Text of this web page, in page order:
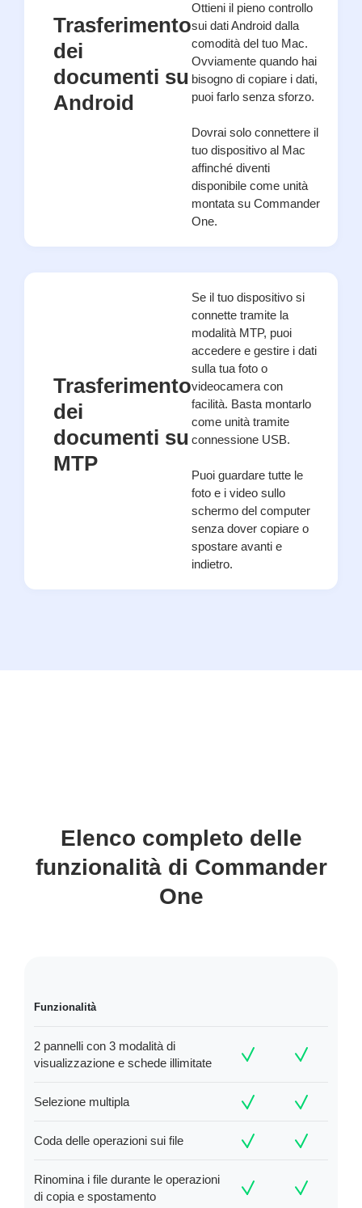
Trasferimento
dei
documenti su
Android
Ottieni il pieno controllo
sui dati Android dalla
comodità del tuo Mac.
Ovviamente quando hai
bisogno di copiare i dati,
puoi farlo senza sforzo.
Dovrai solo connettere il
tuo dispositivo al Mac
affinché diventi
disponibile come unità
montata su Commander
One.
Trasferimento
dei
documenti su
MTP
Se il tuo dispositivo si
connette tramite la
modalità MTP, puoi
accedere e gestire i dati
sulla tua foto o
videocamera con
facilità. Basta montarlo
come unità tramite
connessione USB.
Puoi guardare tutte le
foto e i video sullo
schermo del computer
senza dover copiare o
spostare avanti e
indietro.
Elenco completo delle
funzionalità di Commander
One
Funzionalità
2 pannelli con 3 modalità di
visualizzazione e schede illimitate
Selezione multipla
Coda delle operazioni sui file
Rinomina i file durante le operazioni
di copia e spostamento